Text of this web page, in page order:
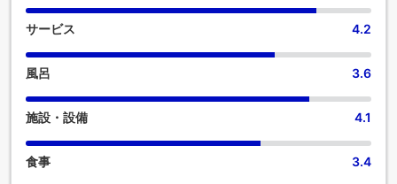
サービス 4.2
風呂 3.6
施設・設備 4.1
食事 3.4